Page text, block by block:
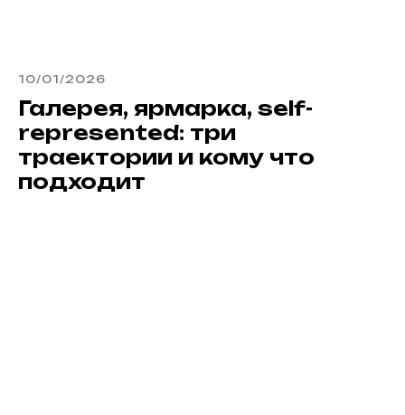
10/01/2026
Галерея, ярмарка, self-
represented: три
траектории и кому что
подходит